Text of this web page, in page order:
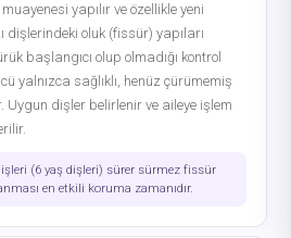
yapılır ve özellikle yeni
dişlerindeki oluk (fissür) yapıları
başlangıcı olup olmadığı kontrol
yalnızca sağlıklı, henüz çürümemiş
Uygun dişler belirlenir ve aileye işlem
(6 yaş dişleri) sürer sürmez fissür
en etkili koruma zamanıdır.